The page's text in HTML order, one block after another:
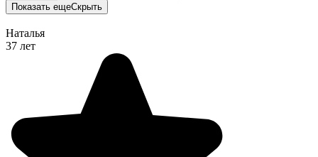
Показать ещеСкрыть
Наталья
37 лет